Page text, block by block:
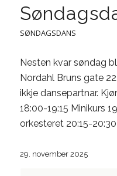
SØNDAGSDANS
Nesten kvar søndag
Nordahl Bruns gate
ikkje dansepartnar.
18:00-19:15 Minikurs
orkesteret 20:15-
29. november 2025